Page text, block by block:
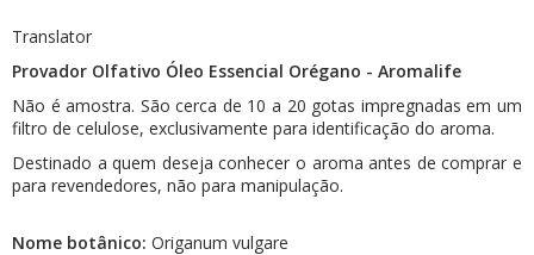
Translator
Provador Olfativo Óleo Essencial Orégano - Aromalife
Não é amostra. São cerca de 10 a 20 gotas impregnadas em um
filtro de celulose, exclusivamente para identificação do aroma.
Destinado a quem deseja conhecer o aroma antes de comprar e
para revendedores, não para manipulação.
Nome botânico: Origanum vulgare